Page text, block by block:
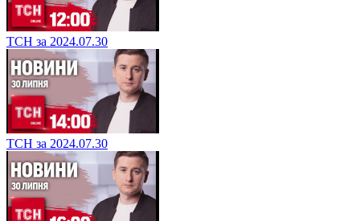
ТСН за 2024.07.30
ТСН за 2024.07.30